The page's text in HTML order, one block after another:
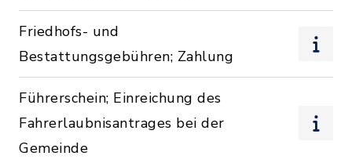
Friedhofs- und
Bestattungsgebühren; Zahlung
Führerschein; Einreichung des
Fahrerlaubnisantrages bei der
Gemeinde